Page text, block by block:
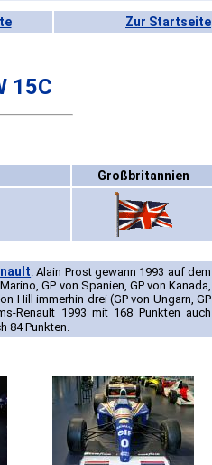
Zur Startseite
15C
Großbritannien
. Alain Prost gewann 1993 auf dem
GP von Spanien, GP von Kanada,
Hill immerhin drei (GP von Ungarn, GP
Renault 1993 mit 168 Punkten auch
84 Punkten.